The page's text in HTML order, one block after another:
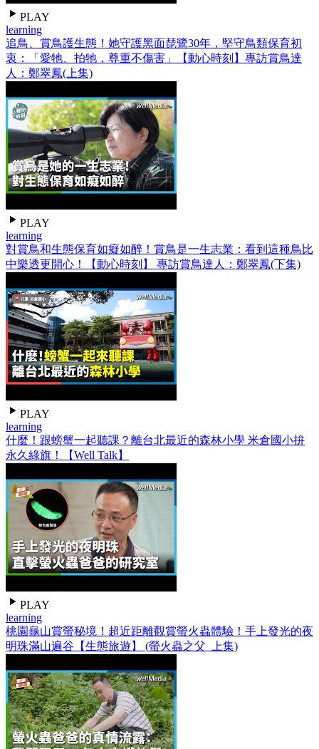
PLAY
learning
追鳥、賞鳥護生態！她守護黑面琵鷺30年，堅守鳥類保育初
衷：「愛牠、拍牠，尊重不傷害」【動心時刻】專訪賞鳥達
人：鄭翠鳳(上集)
PLAY
learning
對賞鳥和生態保育如癡如醉！賞鳥是一生志業：看到這種鳥比
中樂透更開心！【動心時刻】 專訪賞鳥達人：鄭翠鳳(下集)
PLAY
learning
什麼！跟螃蟹一起聽課？離台北最近的森林小學 米倉國小拚
永久綠旗！【Well Talk】
PLAY
learning
桃園龜山賞螢秘境！超近距離觀賞螢火蟲體驗！手上發光的夜
明珠滿山遍谷【生態旅遊】 (螢火蟲之父_上集)